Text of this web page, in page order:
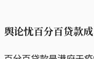
舆论忧百分百贷款成